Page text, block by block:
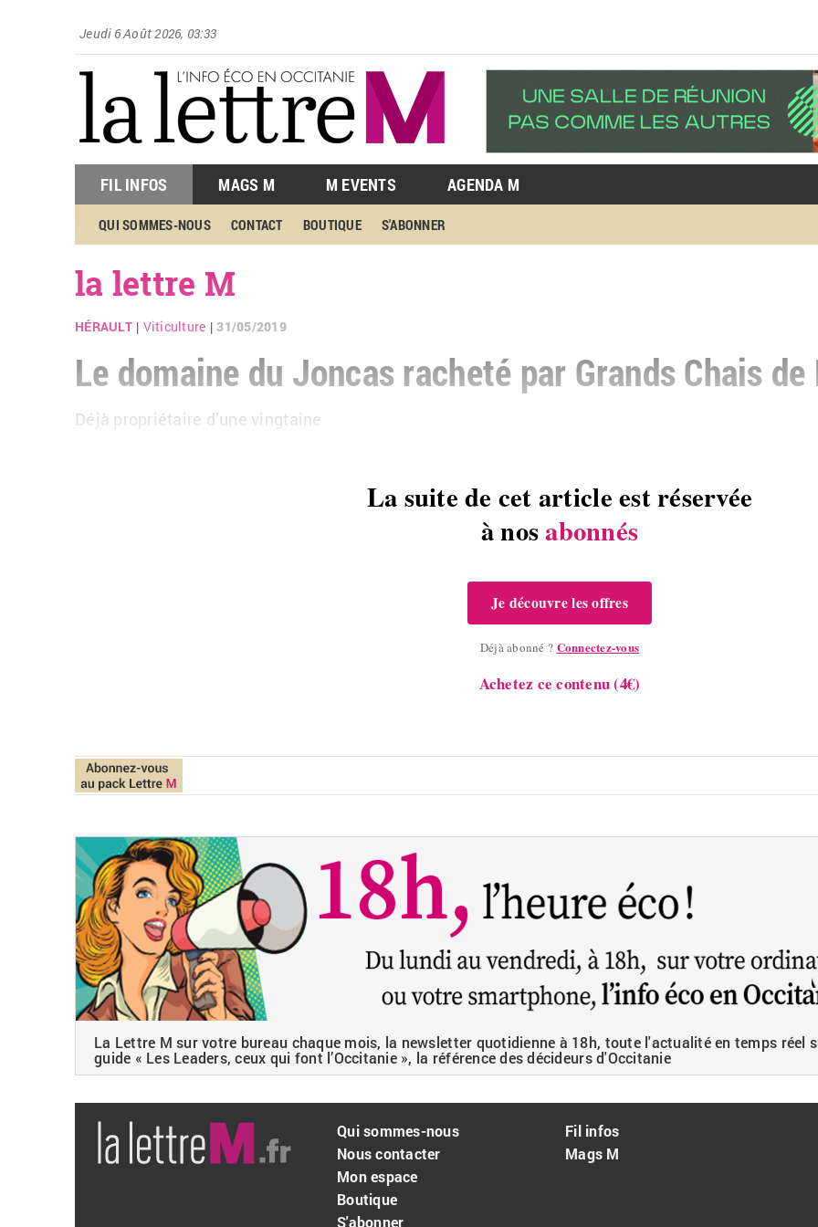
Jeudi 6 Août 2026, 03:33
FIL INFOS MAGS M M EVENTS AGENDA M
QUI SOMMES-NOUS CONTACT BOUTIQUE S'ABONNER
la lettre M
HÉRAULT| Viticulture |31/05/2019
Le domaine du Joncas racheté par Grands Chais de
Déjà pro­prié­taire d’une ving­taine
La suite de cet article est réservée
à nosabonnés
Je découvre les offres
Déjà abonné ? Connectez-vous
Achetez ce contenu (4€)
La Lettre M sur votre bureau chaque mois, la newsletter quotidienne à 18h, toute l'actualité en temps réel
guide « Les Leaders, ceux qui font l’Occitanie », la référence des décideurs d'Occitanie
Qui sommes-nous
Nous contacter
Mon espace
Boutique
S'abonner
Fil infos
Mags M